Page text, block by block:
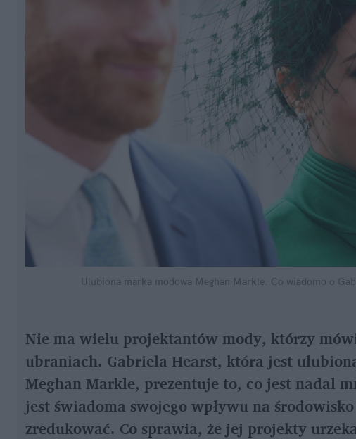
Ulubiona marka modowa Meghan Markle. Co wiadomo o
Nie ma wielu projektantów mody, którzy
ubraniach. Gabriela Hearst, która jest
Meghan Markle, prezentuje to, co jest nadal
jest świadoma swojego wpływu na
zredukować. Co sprawia, że jej projekty